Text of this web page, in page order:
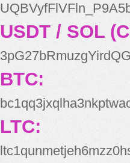
USDT / SOL
BTC:
LTC: